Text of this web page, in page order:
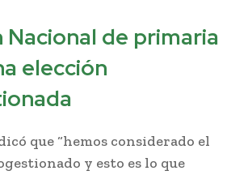
Nacional de primaria
elección
que “hemos considerado el
y esto es lo que